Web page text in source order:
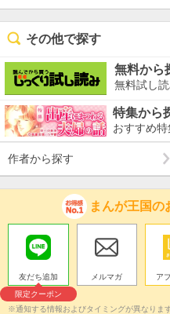
その他で探す
無料から
無料試し
特集から
おすすめ
作者から探す
まんが王国の
友だち追加
限定クーポン
メルマガ ア
※通知する情報およびタイミングが異なりま